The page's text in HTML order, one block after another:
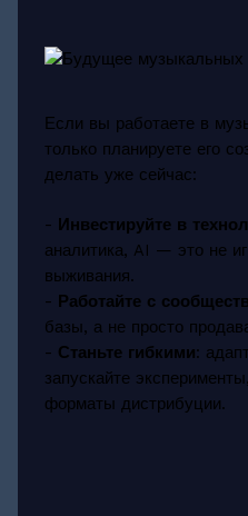
Если вы работаете в
только планируете его
делать уже сейчас:
- Инвестируйте в
аналитика, AI — это не
выживания.
- Работайте с
базы, а не просто
- Станьте гибкими:
запускайте
форматы дистрибуции.